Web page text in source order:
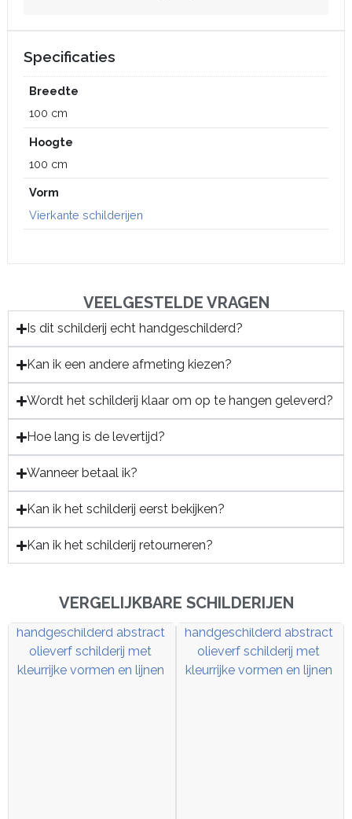
Specificaties
Breedte
100 cm
Hoogte
100 cm
Vorm
Vierkante schilderijen
VEELGESTELDE VRAGEN
Is dit schilderij echt handgeschilderd?
Kan ik een andere afmeting kiezen?
Wordt het schilderij klaar om op te hangen geleverd?
Hoe lang is de levertijd?
Wanneer betaal ik?
Kan ik het schilderij eerst bekijken?
Kan ik het schilderij retourneren?
VERGELIJKBARE SCHILDERIJEN